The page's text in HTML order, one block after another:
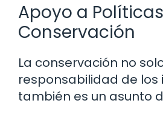
Apoyo a
Conservación
La conservación no
responsabilidad de los
también es un asunto